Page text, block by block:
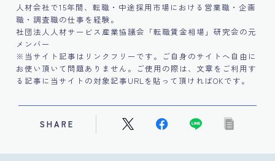
人材会社で15年間、転職・中途採用市場における営業職・企画
職・調査職の仕事を経験。
社団法人人材サービス産業協議会「転職賃金相場」研究会の元
メンバー
※当サイト記事はリンクフリーです。ご自身のサイトへ自由に
お使い頂いて問題ありません。ご使用の際は、文章をご利用す
る記事に当サイトの対象記事URLを貼って頂ければOKです。
SHARE